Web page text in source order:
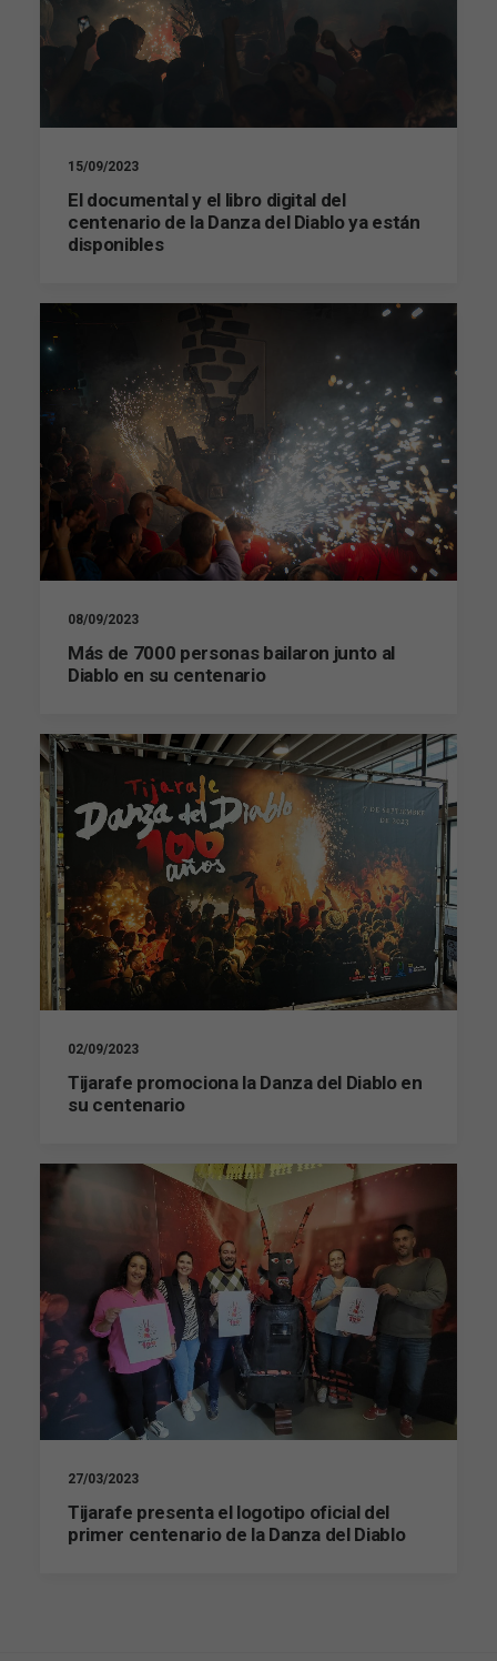
15/09/2023
El documental y el libro digital del
centenario de la Danza del Diablo ya están
disponibles
08/09/2023
Más de 7000 personas bailaron junto al
Diablo en su centenario
02/09/2023
Tijarafe promociona la Danza del Diablo en
su centenario
27/03/2023
Tijarafe presenta el logotipo oficial del
primer centenario de la Danza del Diablo
para que
funcione la
podamos
mejorar la
base a cómo
Experiencia
Para que
nuestra web
funcione lo
mejor posible
durante tu
visita. Si
rechaza estas
cookies,
algunas
intereses y
comportamiento
mientras visitas
nuestro sitio,
aumentas la
posibilidad de
ver contenido y
ofertas
personalizados.